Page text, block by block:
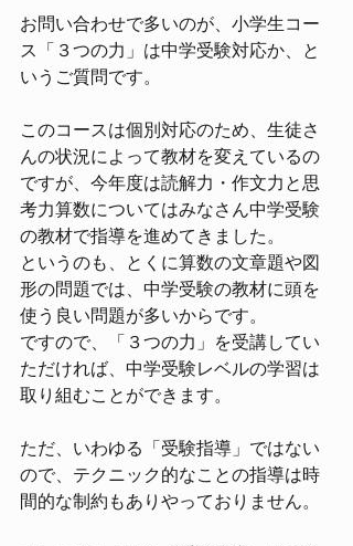
お問い合わせで多いのが、小学生コー
ス「３つの力」は中学受験対応か、と
いうご質問です。
このコースは個別対応のため、生徒さ
んの状況によって教材を変えているの
ですが、今年度は読解力・作文力と思
考力算数についてはみなさん中学受験
の教材で指導を進めてきました。
というのも、とくに算数の文章題や図
形の問題では、中学受験の教材に頭を
使う良い問題が多いからです。
ですので、「３つの力」を受講してい
ただければ、中学受験レベルの学習は
取り組むことができます。
ただ、いわゆる「受験指導」ではない
ので、テクニック的なことの指導は時
間的な制約もありやっておりません。